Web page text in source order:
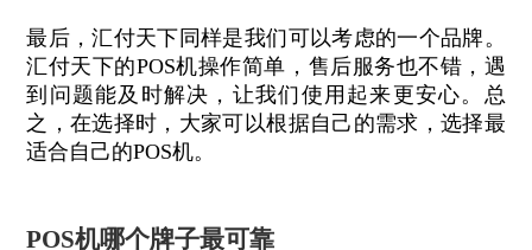
最后，汇付天下同样是我们可以考虑的一个品牌。
汇付天下的POS机操作简单，售后服务也不错，遇
到问题能及时解决，让我们使用起来更安心。总
之，在选择时，大家可以根据自己的需求，选择最
适合自己的POS机。
POS机哪个牌子最可靠